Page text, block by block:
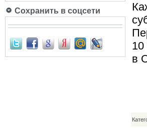
Сохранить в соцсети
в